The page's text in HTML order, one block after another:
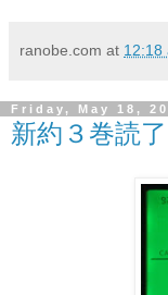
ranobe.com at 12:18
Friday, May 18,
新約３巻読